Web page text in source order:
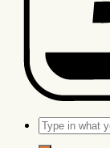
Søg
efter: